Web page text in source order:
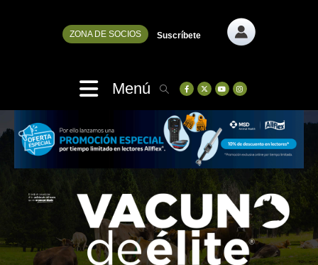
ZONA DE SOCIOS Suscríbete
Menú